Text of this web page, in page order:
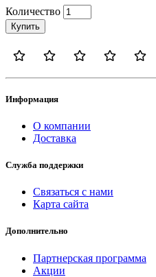
Количество
Купить
Информация
О компании
Доставка
Служба поддержки
Связаться с нами
Карта сайта
Дополнительно
Партнерская программа
Акции